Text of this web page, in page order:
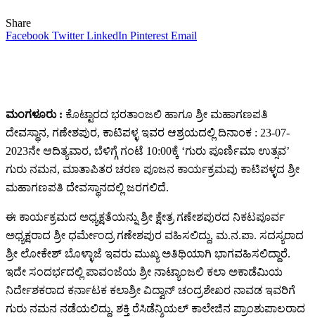
Share
Facebook Twitter LinkedIn Pinterest Email
ಮಂಗಳೂರು : ಕೊಟ್ಟಾರದ ಭರತಾಂಜಲಿ ಹಾಗೂ ಶ್ರೀ ಮಹಾಗಣಪತಿ
ದೇವಸ್ಥಾನ, ಗಣೇಶಪುರ, ಕಾಟಿಪಳ್ಳ ಇವರ ಆಶ್ರಯದಲ್ಲಿ ದಿನಾಂಕ : 23-07-
2023ನೇ ಆದಿತ್ಯವಾರ, ಬೆಳಿಗ್ಗೆ ಗಂಟೆ 10:00ಕ್ಕೆ ‘ಗುರು ಪೂರ್ಣಿಮಾ ಉತ್ಸವ’
ಗುರು ನಮನ, ಮಾತಾಪಿತರ ಚರಣ ಪೂಜನ ಕಾರ್ಯಕ್ರಮವು ಕಾಟಿಪಳ್ಳದ ಶ್ರೀ
ಮಹಾಗಣಪತಿ ದೇವಸ್ಥಾನದಲ್ಲಿ ಜರಗಲಿದೆ.
ಈ ಕಾರ್ಯಕ್ರಮದ ಅಧ್ಯಕ್ಷತೆಯನ್ನು ಶ್ರೀ ಕ್ಷೇತ್ರ ಗಣೇಶಪುರದ ನಿಕಟಪೂರ್ವ
ಅಧ್ಯಕ್ಷರಾದ ಶ್ರೀ ಧರ್ಮೇಂದ್ರ ಗಣೇಶಪುರ ವಹಿಸಲಿದ್ದು, ಮ.ನ.ಪಾ. ಸದಸ್ಯರಾದ
ಶ್ರೀ ಲೋಕೇಶ್ ಬೊಳ್ಳಾಜೆ ಇವರು ಮುಖ್ಯ ಅತಿಥಿಯಾಗಿ ಭಾಗವಹಿಸಲಿದ್ದಾರೆ.
ಇದೇ ಸಂದರ್ಭದಲ್ಲಿ ಪಾವಂಜೆಯ ಶ್ರೀ ನಾಟ್ಯಾಂಜಲಿ ಕಲಾ ಅಕಾಡೆಮಿಯ
ನಿರ್ದೇಶಕರಾದ ಕರ್ನಾಟಕ ಕಲಾಶ್ರೀ ವಿದ್ವಾನ್ ಚಂದ್ರಶೇಖರ ನಾವಡ ಇವರಿಗೆ
ಗುರು ನಮನ ನಡೆಯಲಿದ್ದು, ಶಕ್ತಿ ರೆಸಿಡೆನ್ಶಿಯಲ್ ಕಾಲೇಜಿನ ಪ್ರಾಂಶುಪಾಲರಾದ